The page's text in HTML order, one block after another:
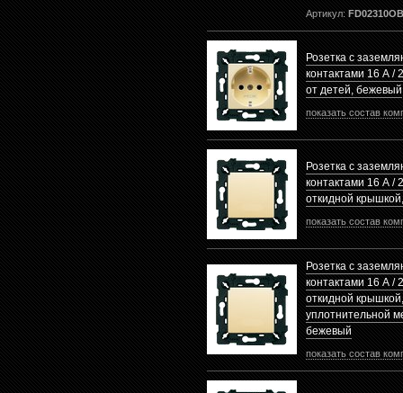
Артикул: FD02310OB
Розетка с
контактами 16 А /
от детей, бежевый
показать состав
Розетка с
контактами 16 А /
откидной
показать состав
Розетка с
контактами 16 А /
откидной крышкой,
уплотнительной
бежевый
показать состав